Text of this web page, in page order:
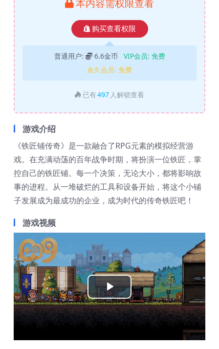
本内容需权限查看
购买查看权限
普通用户: 6.6金币 VIP会员: 免费
永久会员: 免费
已有497 人解锁查看
游戏介绍
《铁匠铺传奇》是一款融合了RPG元素的模拟经营游
戏。在充满动荡的百年战争时期，将扮演一位铁匠，掌
控自己的铁匠铺。每一个决策，无论大小，都将影响故
事的进程。从一堆破烂的工具和设备开始，将这个小铺
子发展成为最成功的企业，成为时代的传奇铁匠吧！
游戏视频
Play
Video